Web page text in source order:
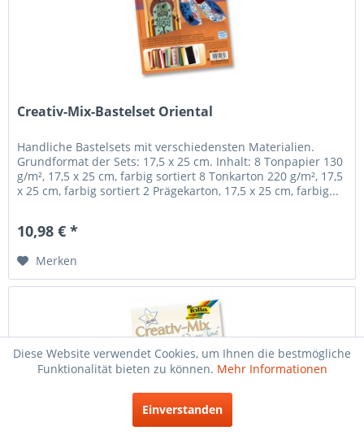
Creativ-Mix-Bastelset Oriental
Handliche Bastelsets mit verschiedensten Materialien.
Grundformat der Sets: 17,5 x 25 cm. Inhalt: 8 Tonpapier 130
g/m², 17,5 x 25 cm, farbig sortiert 8 Tonkarton 220 g/m², 17,5
x 25 cm, farbig sortiert 2 Prägekarton, 17,5 x 25 cm, farbig...
10,98 € *
Merken
Diese Website verwendet Cookies, um Ihnen die bestmögliche
Funktionalität bieten zu können. Mehr Informationen
Einverstanden